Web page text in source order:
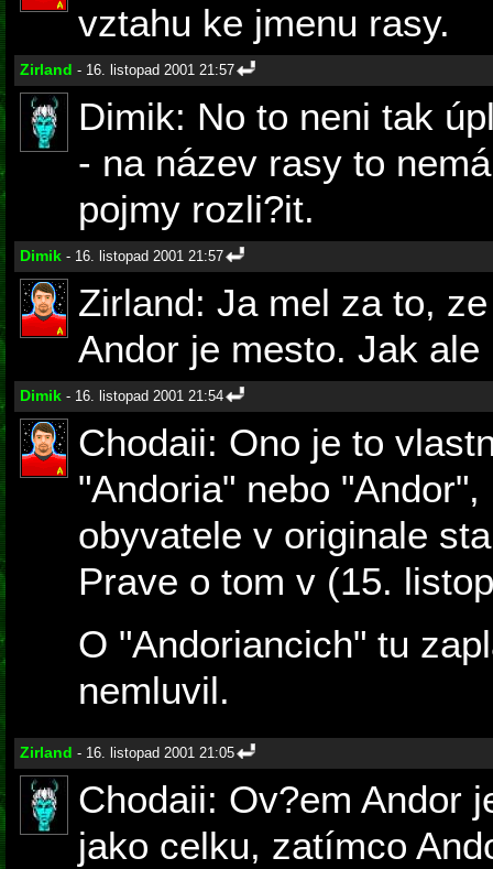
vztahu ke jmenu rasy.
Zirland - 16. listopad 2001 21:57
Dimik: No to neni tak
- na název rasy to
pojmy rozli?it.
Dimik - 16. listopad 2001 21:57
Zirland: Ja mel za to,
Andor je mesto. Jak
Dimik - 16. listopad 2001 21:54
Chodaii: Ono je to
"Andoria" nebo
obyvatele v originale
Prave o tom v (15.
O "Andoriancich" tu
nemluvil.
Zirland - 16. listopad 2001 21:05
Chodaii: Ov?em Andor
jako celku, zatímco